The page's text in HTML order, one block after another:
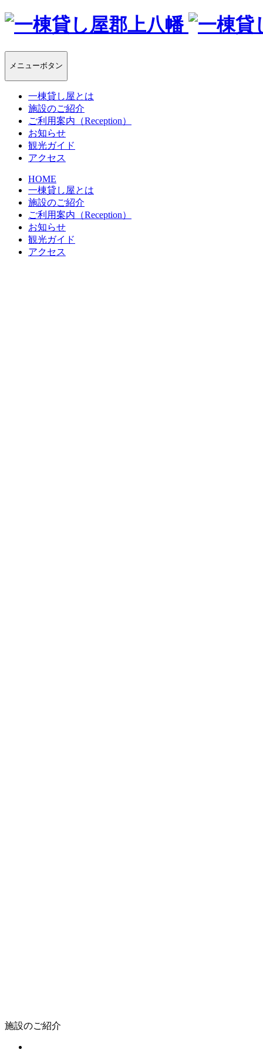
メニューボタン
一棟貸し屋とは
施設のご紹介
ご利用案内（Reception）
お知らせ
観光ガイド
アクセス
HOME
一棟貸し屋とは
施設のご紹介
ご利用案内（Reception）
お知らせ
観光ガイド
アクセス
施設のご紹介